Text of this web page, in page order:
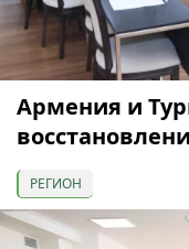
Армения и
РЕГИОН